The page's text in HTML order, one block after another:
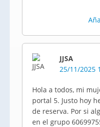
JJSA
25/11/2025
Hola a todos, mi
portal 5. Justo hoy
de reserva. Por si
en el grupo